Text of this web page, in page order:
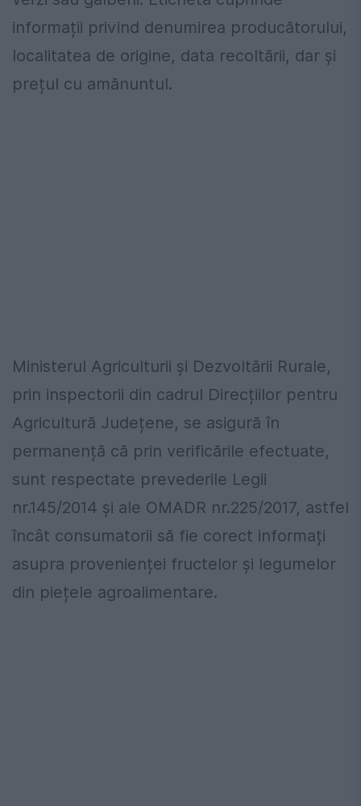
informații privind denumirea producătorului,
localitatea de origine, data recoltării, dar și
prețul cu amănuntul.
Ministerul Agriculturii și Dezvoltării Rurale,
prin inspectorii din cadrul Direcțiilor pentru
Agricultură Județene, se asigură în
permanență că prin verificările efectuate,
sunt respectate prevederile Legii
nr.145/2014 și ale OMADR nr.225/2017, astfel
încât consumatorii să fie corect informați
asupra provenienței fructelor și legumelor
din piețele agroalimentare.